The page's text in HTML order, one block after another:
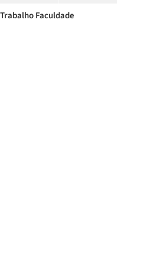
Trabalho Faculdade